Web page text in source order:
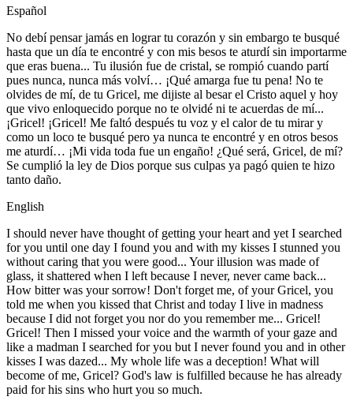
Español
No debí pensar jamás en lograr tu corazón y sin embargo te busqué
hasta que un día te encontré y con mis besos te aturdí sin importarme
que eras buena... Tu ilusión fue de cristal, se rompió cuando partí
pues nunca, nunca más volví… ¡Qué amarga fue tu pena! No te
olvides de mí, de tu Gricel, me dijiste al besar el Cristo aquel y hoy
que vivo enloquecido porque no te olvidé ni te acuerdas de mí...
¡Gricel! ¡Gricel! Me faltó después tu voz y el calor de tu mirar y
como un loco te busqué pero ya nunca te encontré y en otros besos
me aturdí… ¡Mi vida toda fue un engaño! ¿Qué será, Gricel, de mí?
Se cumplió la ley de Dios porque sus culpas ya pagó quien te hizo
tanto daño.
English
I should never have thought of getting your heart and yet I searched
for you until one day I found you and with my kisses I stunned you
without caring that you were good... Your illusion was made of
glass, it shattered when I left because I never, never came back...
How bitter was your sorrow! Don't forget me, of your Gricel, you
told me when you kissed that Christ and today I live in madness
because I did not forget you nor do you remember me... Gricel!
Gricel! Then I missed your voice and the warmth of your gaze and
like a madman I searched for you but I never found you and in other
kisses I was dazed... My whole life was a deception! What will
become of me, Gricel? God's law is fulfilled because he has already
paid for his sins who hurt you so much.